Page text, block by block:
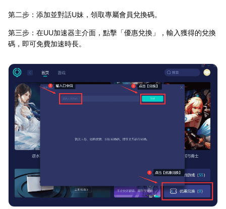
第二步：添加並對話U妹，領取專屬會員兌換碼。
第三步：在UU加速器主介面，點擊「優惠兌換」，輸入獲得的兌換
碼，即可免費加速時長。